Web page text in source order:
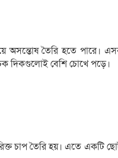
অসন্তোষ তৈরি হতে পারে।
দিকগুলোই বেশি চোখে পড়ে।
চাপ তৈরি হয়। এতে একটি